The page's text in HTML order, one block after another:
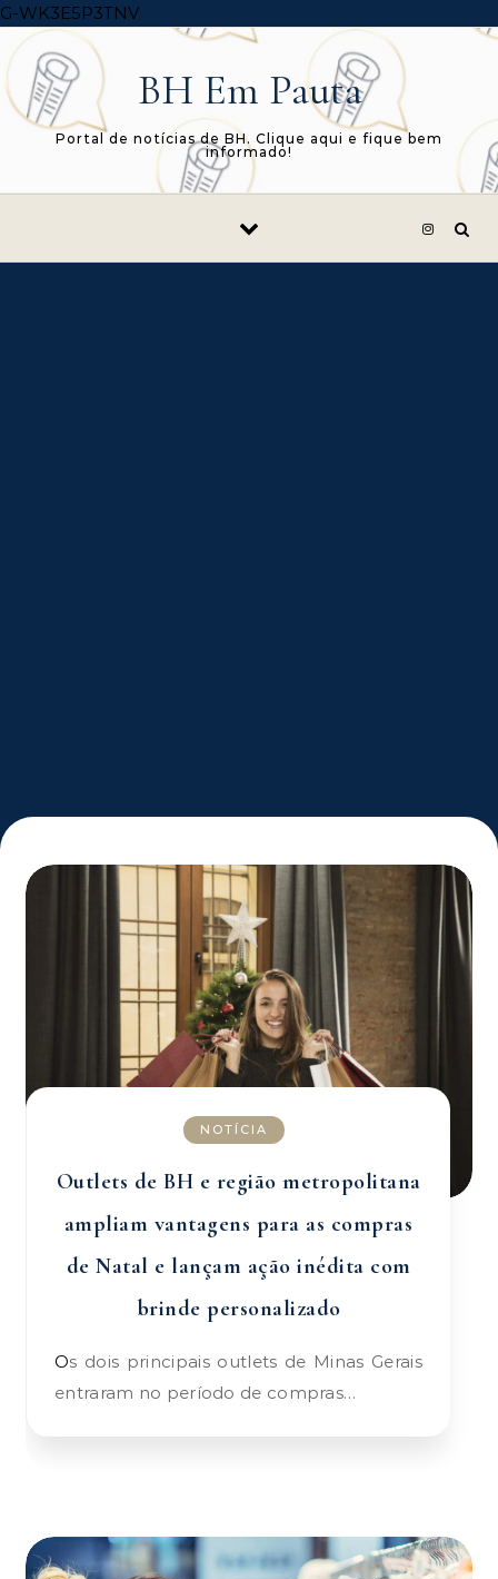
G-WK3E5P3TNVSkip to content
BH Em Pauta
Portal de notícias de BH. Clique aqui e fique bem
informado!
NOTÍCIA
Outlets de BH e região metropolitana
ampliam vantagens para as compras
de Natal e lançam ação inédita com
brinde personalizado
Os dois principais outlets de Minas Gerais
entraram no período de compras…